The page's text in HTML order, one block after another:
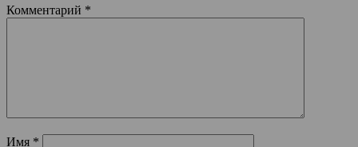
Комментарий *
Имя *